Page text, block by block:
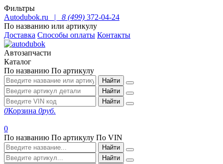
Фильтры
Autodubok.ru |
8 (499) 372-04-24
По названию или артикулу
Доставка Способы оплаты Контакты
Автозапчасти
Каталог
По названию По артикулу
Найти
Найти
Найти
0Корзина 0руб.
0
По названию По артикулу По VIN
Найти
Найти